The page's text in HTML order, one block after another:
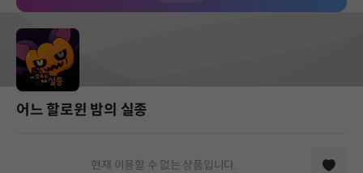
어느 할로윈 밤의 실종
현재 이용할 수 없는 상품입니다.